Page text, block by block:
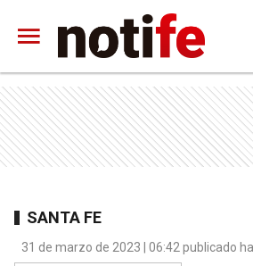
SANTA FE
31 de marzo de 2023 | 06:42 publicado